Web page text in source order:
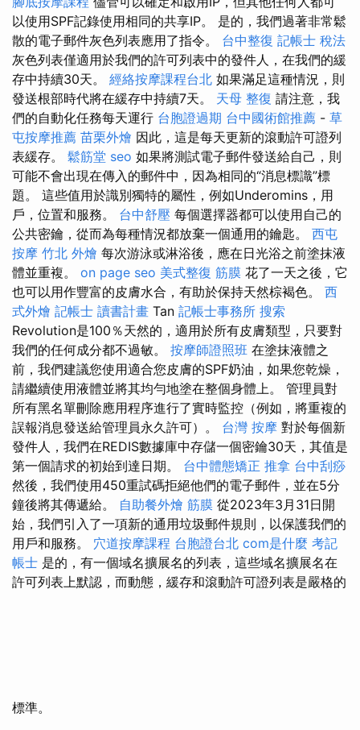
以使用SPF記錄使用相同的共享IP。 是的，我們過著非常鬆
散的電子郵件灰色列​​表應用了指令。 台中整復 記帳士 稅法
灰色列表僅適用於我們的許可列表中的發件人，在我們的緩
存中持續30天。 經絡按摩課程台北 如果滿足這種情況，則
發送根部時代將在緩存中持續7天。 天母 整復 請注意，我
們的自動化任務每天運行 台胞證過期 台中國術館推薦 - 草
屯按摩推薦 苗栗外燴 因此，這是每天更新的滾動許可證列
表緩存。 鬆筋堂 seo 如果將測試電子郵件發送給自己，則
可能不會出現在傳入的郵件中，因為相同的“消息標識”標
題。 這些值用於識別獨特的屬性，例如Underomins，用
戶，位置和服務。 台中舒壓 每個選擇器都可以使用自己的
公共密鑰，從而為每種情況都放棄一個通用的鑰匙。 西屯
按摩 竹北 外燴 每次游泳或淋浴後，應在日光浴之前塗抹液
體並重複。 on page seo 美式整復 筋膜 花了一天之後，它
也可以用作豐富的皮膚水合，有助於保持天然棕褐色。 西
式外燴 記帳士 讀書計畫 Tan 記帳士事務所 搜索
Revolution是100％天然的，適用於所有皮膚類型，只要對
我們的任何成分都不過敏。 按摩師證照班 在塗抹液體之
前，我們建議您使用適合您皮膚的SPF奶油，如果您乾燥，
請繼續使用液體並將其均勻地塗在整個身體上。 管理員對
所有黑名單刪除應用程序進行了實時監控（例如，將重複的
誤報消息發送給管理員永久許可）。 台灣 按摩 對於每個新
發件人，我們在REDIS數據庫中存儲一個密鑰30天，其值是
第一個請求的初始到達日期。 台中體態矯正 推拿 台中刮痧
然後，我們使用450重試碼拒絕他們的電子郵件，並在5分
鐘後將其傳遞給。 自助餐外燴 筋膜 從2023年3月31日開
始，我們引入了一項新的通用垃圾郵件規則，以保護我們的
用戶和服務。 穴道按摩課程 台胞證台北 com是什麼 考記
帳士 是的，有一個域名擴展名的列表，這些域名擴展名在
許可列表上默認，而動態，緩存和滾動許可證列表是嚴格的
標準。